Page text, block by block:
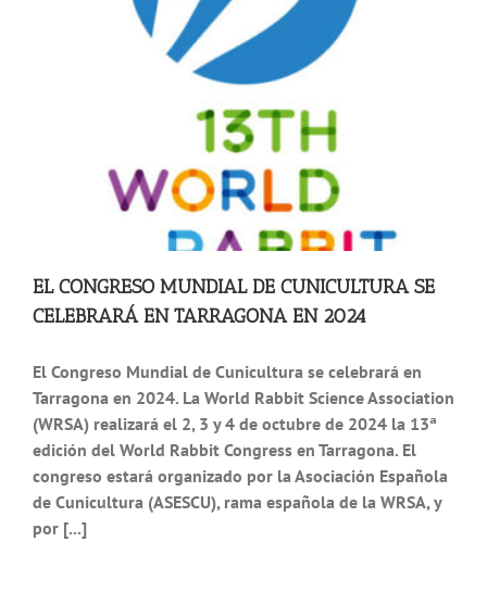
EL CONGRESO MUNDIAL DE CUNICULTURA SE
CELEBRARÁ EN TARRAGONA EN 2024
El Congreso Mundial de Cunicultura se celebrará en
Tarragona en 2024. La World Rabbit Science Association
(WRSA) realizará el 2, 3 y 4 de octubre de 2024 la 13ª
edición del World Rabbit Congress en Tarragona. El
congreso estará organizado por la Asociación Española
de Cunicultura (ASESCU), rama española de la WRSA, y
por [...]